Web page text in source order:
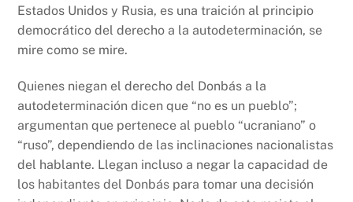
Estados Unidos y Rusia, es una traición al principio
democrático del derecho a la autodeterminación, se
mire como se mire.
Quienes niegan el derecho del Donbás a la
autodeterminación dicen que “no es un pueblo”;
argumentan que pertenece al pueblo “ucraniano” o
“ruso”, dependiendo de las inclinaciones nacionalistas
del hablante. Llegan incluso a negar la capacidad de
los habitantes del Donbás para tomar una decisión